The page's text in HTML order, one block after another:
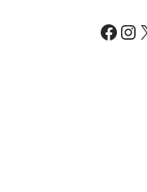
Facebook Instagram X